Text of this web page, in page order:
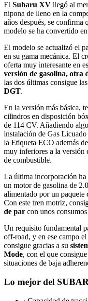
El Subaru XV llegó al
nipona de lleno en la
años después, se confirma
modelo se ha convertido
El modelo se actualizó el
en su gama mecánica. El
oferta muy interesante en
versión de gasolina, otra
las dos últimas consigue
DGT.
En la versión más básica,
cilindros en disposición
de 114 CV. Añadiendo
instalación de Gas
la Etiqueta ECO además
muy inferiores a la versión
de combustible.
La última incorporación ha
un motor de gasolina de
alimentado por un paquete
Con este tren motriz,
de par con unos
Un requisito fundamental
off-road, y en ese campo
consigue gracias a su
Mode, con el que
situaciones de baja
Lo mejor del